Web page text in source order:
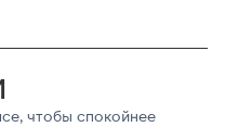
чтобы спокойнее